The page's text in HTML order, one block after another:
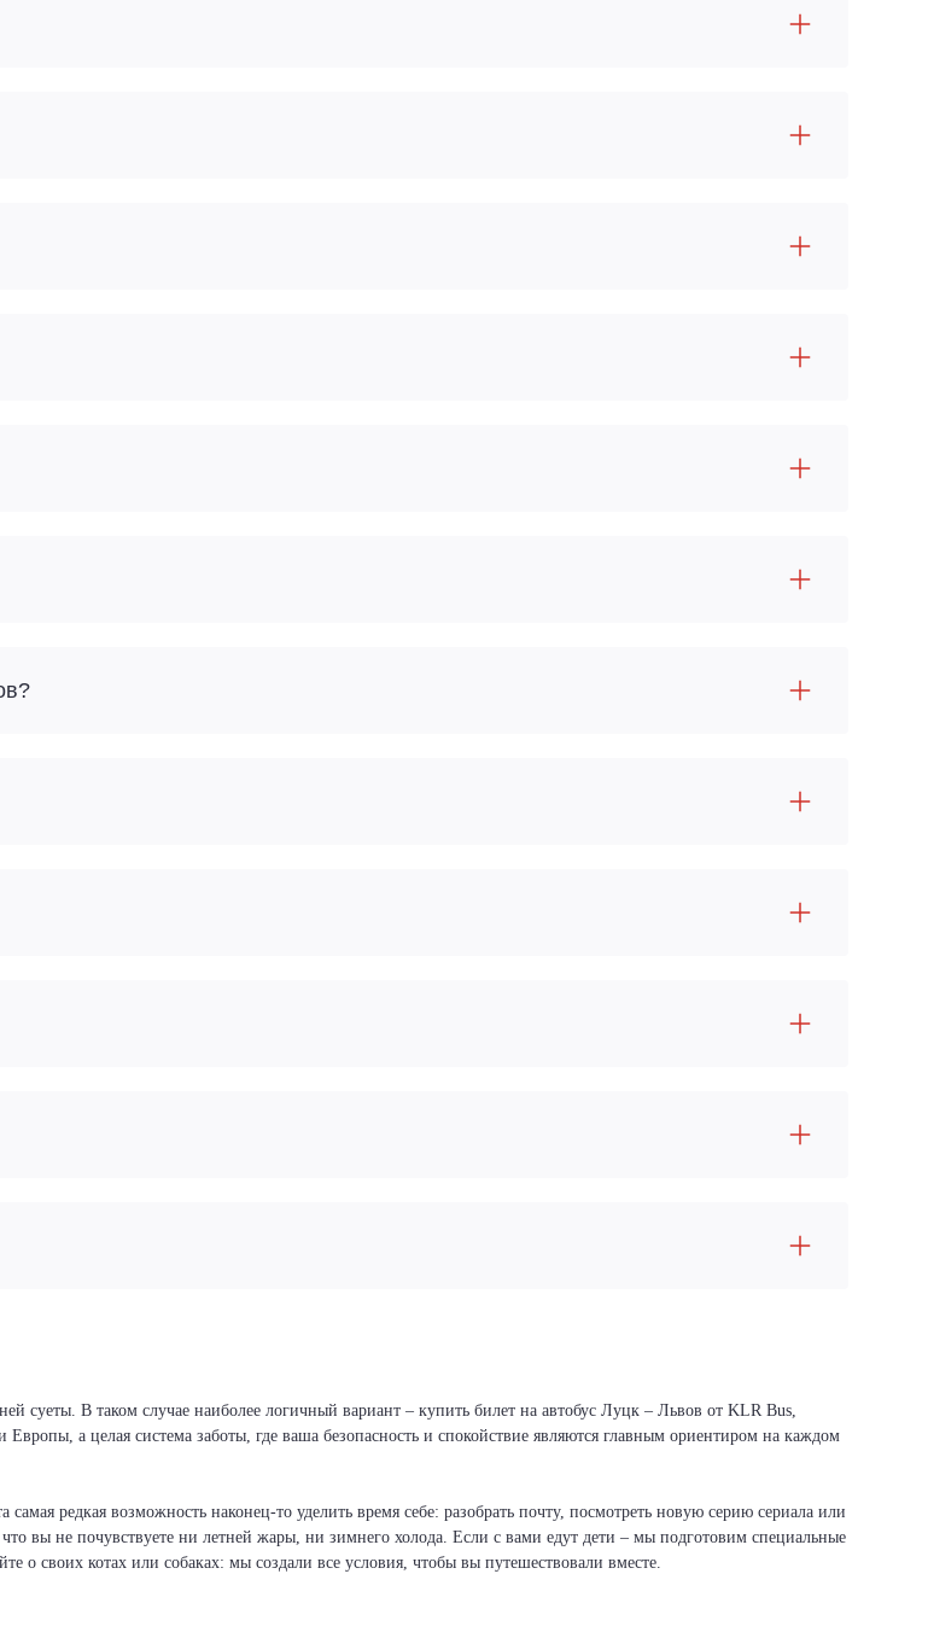
– Львов?
суеты. В таком случае наиболее логичный вариант – купить билет на автобус Луцк – Львов от KLR Bus,
а целая система заботы, где ваша безопасность и спокойствие являются главным ориентиром на каждом
редкая возможность наконец-то уделить время себе: разобрать почту, посмотреть новую серию сериала или
вы не почувствуете ни летней жары, ни зимнего холода. Если с вами едут дети – мы подготовим специальные
о своих котах или собаках: мы создали все условия, чтобы вы путешествовали вместе.